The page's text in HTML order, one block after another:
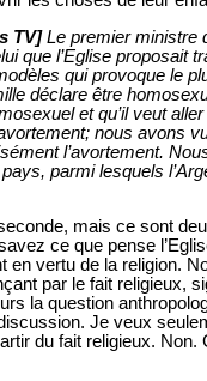
TV]Le premier ministre
que l’Eglise proposait
qui provoque le
déclare être
et qu’il veut
nous avons
l’avortement.
parmi lesquels
mais ce sont
ce que pense
vertu de la religion.
par le fait religieux,
la question
Je veux
du fait religieux.